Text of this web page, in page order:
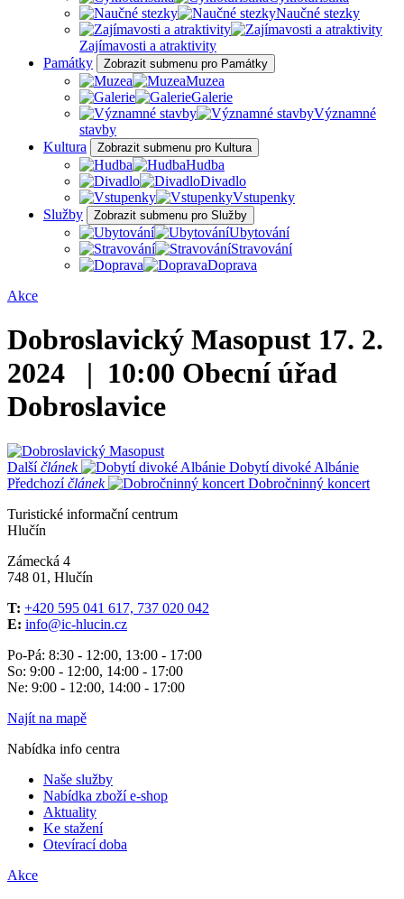
Naučné stezky
Zajímavosti a atraktivity
Památky
Zobrazit submenu pro Památky
Muzea
Galerie
Významné
stavby
Kultura
Zobrazit submenu pro Kultura
Hudba
Divadlo
Vstupenky
Služby
Zobrazit submenu pro Služby
Ubytování
Stravování
Doprava
Akce
Dobroslavický Masopust 17. 2.
2024 | 10:00 Obecní úřad
Dobroslavice
Dalšíčlánek
Dobytí divoké Albánie
Předchozíčlánek
Dobročninný koncert
Turistické informační centrum
Hlučín
Zámecká 4
748 01, Hlučín
T: +420 595 041 617, 737 020 042
E: info@ic-hlucin.cz
Po-Pá: 8:30 - 12:00, 13:00 - 17:00
So: 9:00 - 12:00, 14:00 - 17:00
Ne: 9:00 - 12:00, 14:00 - 17:00
Najít na mapě
Nabídka info centra
Naše služby
Nabídka zboží e-shop
Aktuality
Ke stažení
Otevírací doba
Akce